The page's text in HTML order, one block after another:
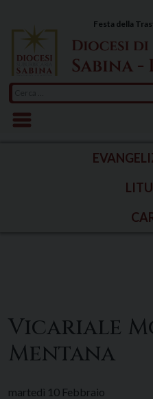
content
Festa della
per:
Vicariale
Mentana
martedì 10 Febbraio